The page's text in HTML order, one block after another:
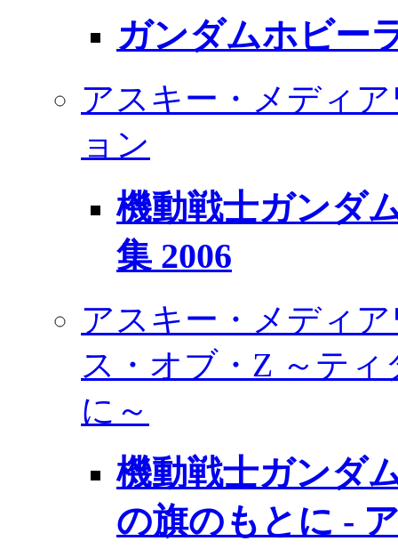
ガンダムホビー
アスキー・メディ
ョン
機動戦士ガンダ
集 2006
アスキー・メディ
ス・オブ・Z ～テ
に～
機動戦士ガンダ
の旗のもとに -